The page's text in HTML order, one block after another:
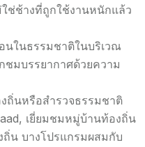
ช่ช้างที่ถูกใช้งานหนักแล้ว
นในธรรมชาติในบริเวณ
ชมบรรยากาศด้วยความ
ถิ่นหรือสำรวจธรรมชาติ
เยี่ยมชมหมู่บ้านท้องถิ่น
น บางโปรแกรมผสมกับ